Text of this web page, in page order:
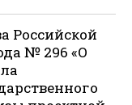
Российской
№ 296 «О